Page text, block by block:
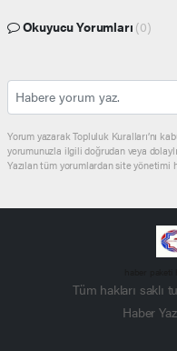
Okuyucu Yorumları (0)
Yorum yazarak Topluluk Kuralları’nı
yorumunuzla ilgili doğrudan veya
Yazılan tüm yorumlardan site
Tüm hakları saklı
Haber